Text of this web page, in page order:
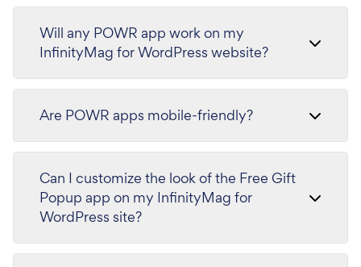
Will any POWR app work on my
InfinityMag for WordPress website?
Are POWR apps mobile-friendly?
Can I customize the look of the Free Gift
Popup app on my InfinityMag for
WordPress site?